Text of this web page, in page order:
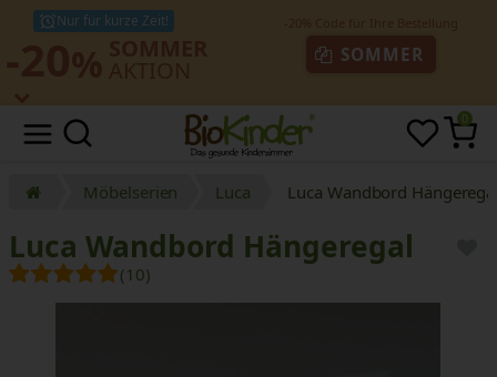
Nur für kurze Zeit!
SOMMER
0
Möbelserien Luca Luca Wandbord
Luca Wandbord Hängeregal
(10)